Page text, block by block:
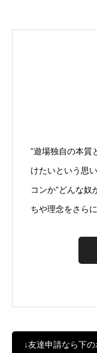
”遊場独自の本質
けたいという思
コンか”どんな奴
ちや理念をさら
↓友達申請なら下